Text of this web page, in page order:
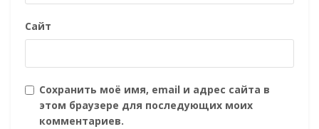
Сайт
Сохранить моё имя, email и адрес сайта в
этом браузере для последующих моих
комментариев.